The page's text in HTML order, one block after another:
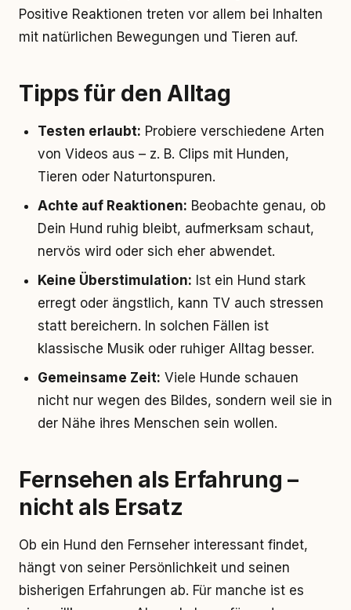
Positive Reaktionen treten vor allem bei Inhalten
mit natürlichen Bewegungen und Tieren auf.
Tipps für den Alltag
Testen erlaubt: Probiere verschiedene Arten
von Videos aus – z. B. Clips mit Hunden,
Tieren oder Naturtonspuren.
Achte auf Reaktionen: Beobachte genau, ob
Dein Hund ruhig bleibt, aufmerksam schaut,
nervös wird oder sich eher abwendet.
Keine Überstimulation: Ist ein Hund stark
erregt oder ängstlich, kann TV auch stressen
statt bereichern. In solchen Fällen ist
klassische Musik oder ruhiger Alltag besser.
Gemeinsame Zeit: Viele Hunde schauen
nicht nur wegen des Bildes, sondern weil sie in
der Nähe ihres Menschen sein wollen.
Fernsehen als Erfahrung –
nicht als Ersatz
Ob ein Hund den Fernseher interessant findet,
hängt von seiner Persönlichkeit und seinen
bisherigen Erfahrungen ab. Für manche ist es